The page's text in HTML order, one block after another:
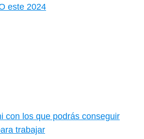
este 2024
con los que podrás conseguir
trabajar